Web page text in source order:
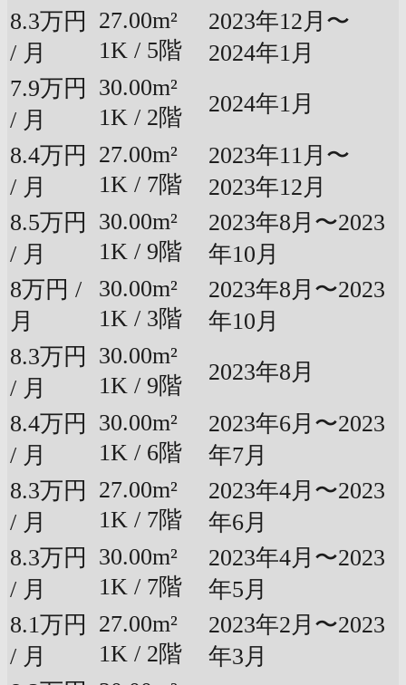
8.3万円
/ 月
27.00m²
1K / 5階
2023年12月〜
2024年1月
7.9万円
/ 月
30.00m²
1K / 2階
2024年1月
8.4万円
/ 月
27.00m²
1K / 7階
2023年11月〜
2023年12月
8.5万円
/ 月
30.00m²
1K / 9階
2023年8月〜2023
年10月
8万円 /
月
30.00m²
1K / 3階
2023年8月〜2023
年10月
8.3万円
/ 月
30.00m²
1K / 9階
2023年8月
8.4万円
/ 月
30.00m²
1K / 6階
2023年6月〜2023
年7月
8.3万円
/ 月
27.00m²
1K / 7階
2023年4月〜2023
年6月
8.3万円
/ 月
30.00m²
1K / 7階
2023年4月〜2023
年5月
8.1万円
/ 月
27.00m²
1K / 2階
2023年2月〜2023
年3月